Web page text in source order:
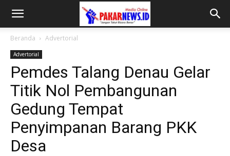
Beranda Advertorial
Advertorial
Pemdes Talang Denau Gelar
Titik Nol Pembangunan
Gedung Tempat
Penyimpanan Barang PKK
Desa